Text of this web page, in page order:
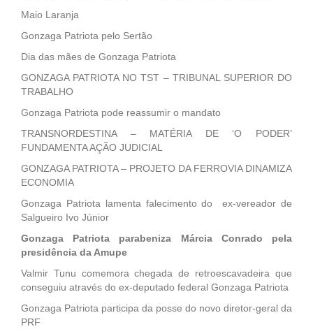
Maio Laranja
Gonzaga Patriota pelo Sertão
Dia das mães de Gonzaga Patriota
GONZAGA PATRIOTA NO TST – TRIBUNAL SUPERIOR DO
TRABALHO
Gonzaga Patriota pode reassumir o mandato
TRANSNORDESTINA – MATÉRIA DE ‘O PODER’
FUNDAMENTA AÇÃO JUDICIAL
GONZAGA PATRIOTA – PROJETO DA FERROVIA DINAMIZA
ECONOMIA
Gonzaga Patriota lamenta falecimento do ex-vereador de
Salgueiro Ivo Júnior
Gonzaga Patriota parabeniza Márcia Conrado pela
presidência da Amupe
Valmir Tunu comemora chegada de retroescavadeira que
conseguiu através do ex-deputado federal Gonzaga Patriota
Gonzaga Patriota participa da posse do novo diretor-geral da
PRF